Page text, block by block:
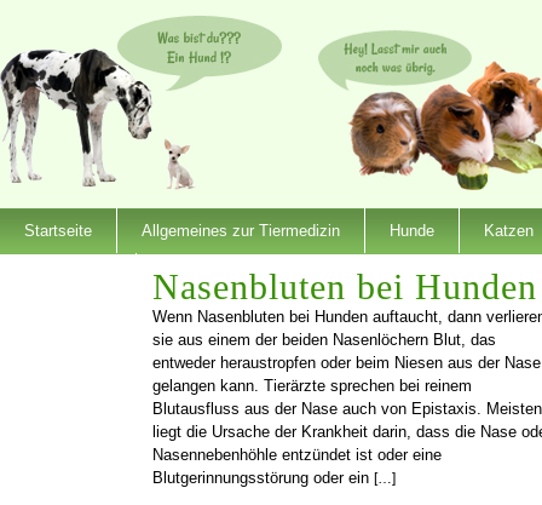
Startseite Allgemeines zur Tiermedizin Hunde Katzen
Nasenbluten bei Hunden
Wenn Nasenbluten bei Hunden auftaucht, dann
sie aus einem der beiden Nasenlöchern Blut, das
entweder heraustropfen oder beim Niesen aus der Nase
gelangen kann. Tierärzte sprechen bei reinem
Blutausfluss aus der Nase auch von Epistaxis.
liegt die Ursache der Krankheit darin, dass die Nase
Nasennebenhöhle entzündet ist oder eine
Blutgerinnungsstörung oder ein […]